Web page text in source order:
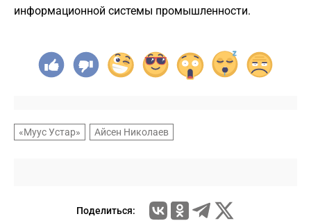
информационной системы промышленности.
«Муус Устар» Айсен Николаев
Поделиться: